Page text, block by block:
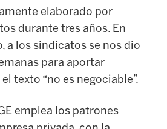
elaborado por
durante tres años. En
a los sindicatos se nos dio
para aportar
texto “no es negociable”.
emplea los patrones